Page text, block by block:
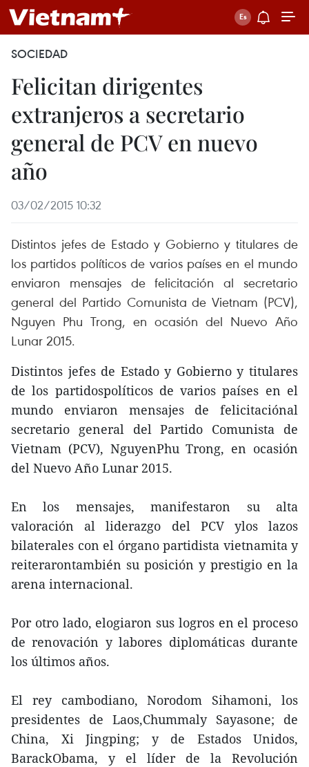
SOCIEDAD
Felicitan dirigentes
extranjeros a secretario
general de PCV en nuevo
año
03/02/2015 10:32
Distintos jefes de Estado y Gobierno y titulares de
los partidos políticos de varios países en el mundo
enviaron mensajes de felicitación al secretario
general del Partido Comunista de Vietnam (PCV),
Nguyen Phu Trong, en ocasión del Nuevo Año
Lunar 2015.
Distintos jefes de Estado y Gobierno y titulares
de los partidospolíticos de varios países en el
mundo enviaron mensajes de felicitaciónal
secretario general del Partido Comunista de
Vietnam (PCV), NguyenPhu Trong, en ocasión
del Nuevo Año Lunar 2015.
En los mensajes, manifestaron su alta
valoración al liderazgo del PCV ylos lazos
bilaterales con el órgano partidista vietnamita y
reiterarontambién su posición y prestigio en la
arena internacional.
Por otro lado, elogiaron sus logros en el proceso
de renovación y labores diplomáticas durante
los últimos años.
El rey cambodiano, Norodom Sihamoni, los
presidentes de Laos,Chummaly Sayasone; de
China, Xi Jingping; y de Estados Unidos,
BarackObama, y el líder de la Revolución